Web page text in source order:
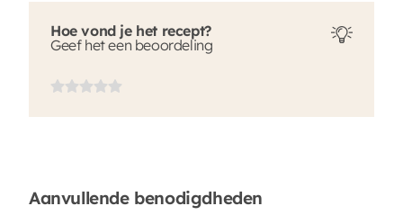
Hoe vond je het recept?
Geef het een beoordeling
Aanvullende benodigdheden